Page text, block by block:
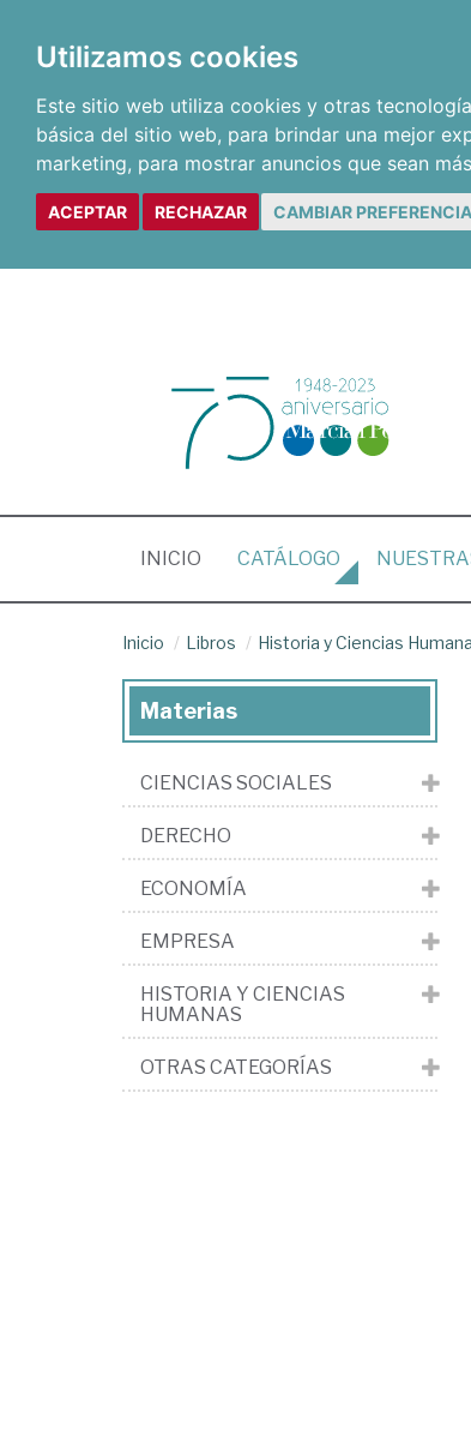
Utilizamos cookies
Este sitio web utiliza cookies y otras
básica del sitio web, para brindar una mejor
marketing, para mostrar anuncios que sean
ACEPTAR RECHAZAR CAMBIAR
INICIO (CURRENT)
CATÁLOGO
Inicio Libros Historia y Ciencias
Materias
CIENCIAS SOCIALES
DERECHO
ECONOMÍA
EMPRESA
HISTORIA Y CIENCIAS
HUMANAS
OTRAS CATEGORÍAS